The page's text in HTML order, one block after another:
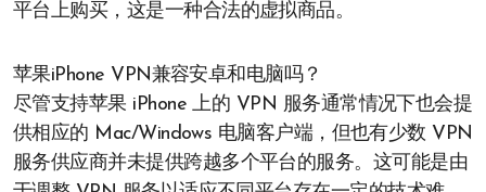
平台上购买，这是一种合法的虚拟商品。
苹果iPhone VPN兼容安卓和电脑吗？
尽管支持苹果 iPhone 上的 VPN 服务通常情况下也会提
供相应的 Mac/Windows 电脑客户端，但也有少数 VPN
服务供应商并未提供跨越多个平台的服务。这可能是由